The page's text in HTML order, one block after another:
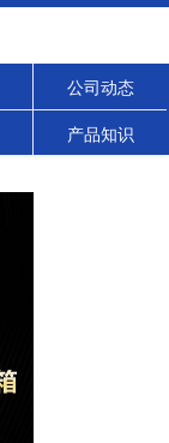
公司动态
产品知识